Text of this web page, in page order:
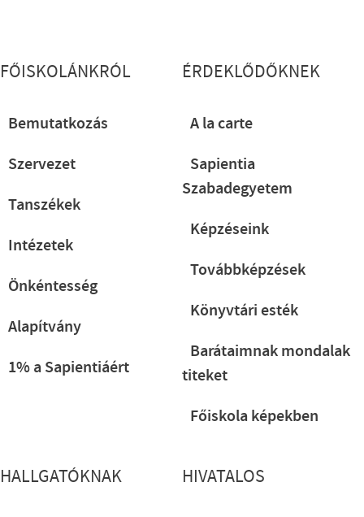
FŐISKOLÁNKRÓL
Bemutatkozás
Szervezet
Tanszékek
Intézetek
Önkéntesség
Alapítvány
1% a Sapientiáért
ÉRDEKLŐDŐKNEK
A la carte
Sapientia
Szabadegyetem
Képzéseink
Továbbképzések
Könyvtári esték
Barátaimnak mondalak
titeket
Főiskola képekben
HALLGATÓKNAK HIVATALOS